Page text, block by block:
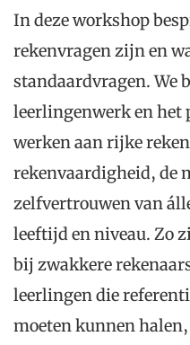
In deze workshop
rekenvragen zijn en
standaardvragen. We
leerlingenwerk en het
werken aan rijke
rekenvaardigheid, de
zelfvertrouwen van
leeftijd en niveau. Zo
bij zwakkere
leerlingen die
moeten kunnen